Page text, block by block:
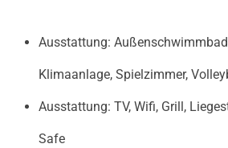
Ausstattung:
Klimaanlage, Spielzimmer,
Ausstattung: TV, Wifi, Grill,
Safe